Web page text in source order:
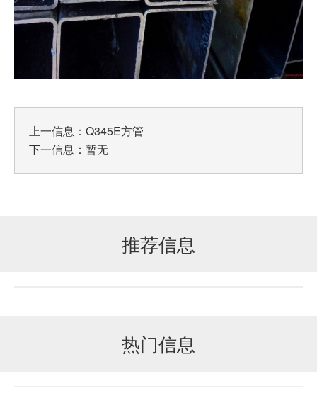
上一信息： Q345E方管
下一信息：暂无
推荐信息
热门信息